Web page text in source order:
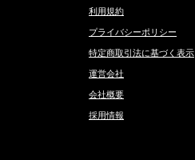
利用規約
プライバシーポリシー
特定商取引法に基づく表示
運営会社
会社概要
採用情報